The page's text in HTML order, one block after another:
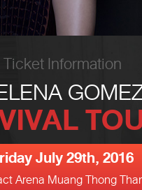
Ticket Information
July 29th, 2016
Arena Muang Thong